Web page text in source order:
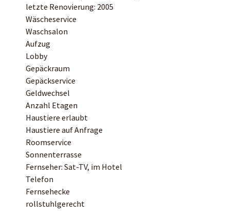
letzte Renovierung: 2005
Wäscheservice
Waschsalon
Aufzug
Lobby
Gepäckraum
Gepäckservice
Geldwechsel
Anzahl Etagen
Haustiere erlaubt
Haustiere auf Anfrage
Roomservice
Sonnenterrasse
Fernseher: Sat-TV, im Hotel
Telefon
Fernsehecke
rollstuhlgerecht